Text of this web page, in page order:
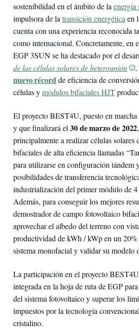
sostenibilidad en el ámbito de la energía
impulsora de la transición energética en
cuenta con una experiencia reconocida
como internacional. Concretamente, en
EGP 3SUN se ha destacado por el
de las células solares de heterounión
,
nuevo récordde eficiencia de
células ymódulos bifaciales HJT
El proyecto BEST4U, puesto en marcha
y que finalizará el30 de marzo de 2022
principalmente a realizar células solares
bifaciales de alta eficiencia llamadas
para utilizarse en configuración tándem
posibilidades de transferencia
industrialización del primer módulo de
Además, para conseguir los mejores
demostrador de campo fotovoltaico
aprovechar el albedo del terreno con
productividad de kWh / kWp en un 20%
sistema monofacial y validar su modelo
La participación en el proyecto
integrada en la hoja de ruta de EGP
del sistema fotovoltaico y superar los
impuestos por la tecnología
cristalino.